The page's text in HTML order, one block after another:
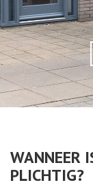
WANNEER
PLICHTIG?